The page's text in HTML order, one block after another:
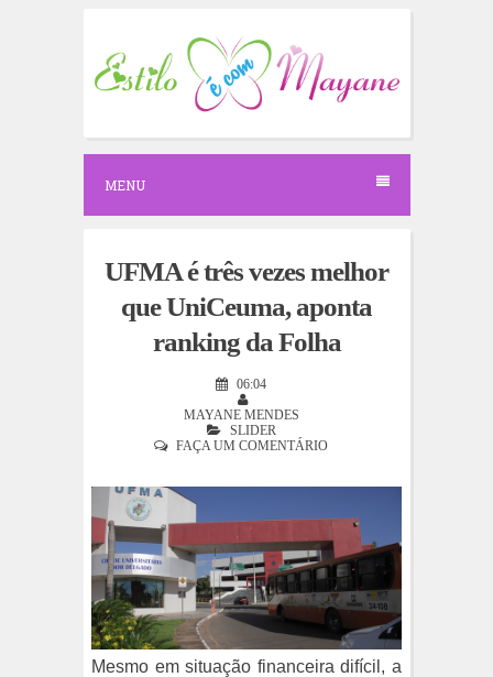
c
o
e
MENU
UFMA é três vezes melhor
que UniCeuma, aponta
ranking da Folha
06:04
MAYANE MENDES
SLIDER
FAÇA UM COMENTÁRIO
Mesmo em situação financeira difícil, a